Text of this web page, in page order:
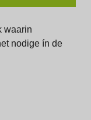
waarin
nodige ín de